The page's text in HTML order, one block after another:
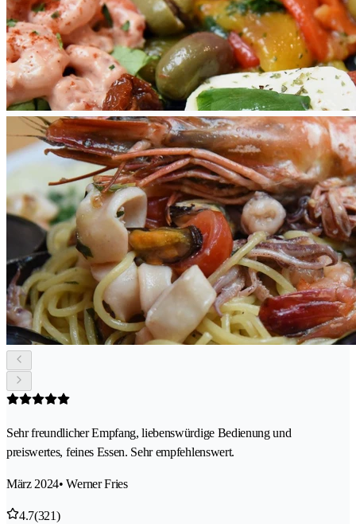
Sehr freundlicher Empfang, liebenswürdige Bedienung und
preiswertes, feines Essen. Sehr empfehlenswert.
März 2024• Werner Fries
4.7(321)